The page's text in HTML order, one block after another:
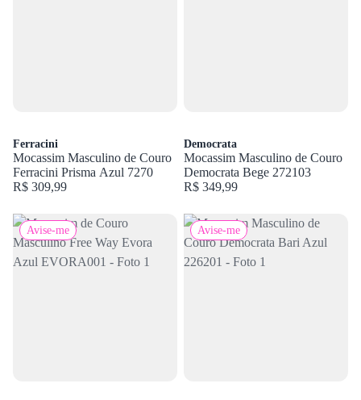
Ferracini
Mocassim Masculino de Couro
Ferracini Prisma Azul 7270
R$ 309,99
Democrata
Mocassim Masculino de Couro
Democrata Bege 272103
R$ 349,99
Avise-me Avise-me